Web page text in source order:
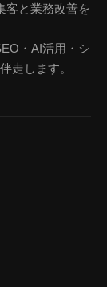
客と業務改善を
・AI活用・シ
走します。